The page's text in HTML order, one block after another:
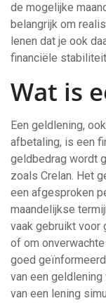
de mogelijke
belangrijk om
lenen dat je ook
financiële
Wat is
Een geldlening,
afbetaling, is een
geldbedrag wordt
zoals Crelan. Het
een afgesproken
maandelijkse
vaak gebruikt voor
of om
goed
van een
van een lening